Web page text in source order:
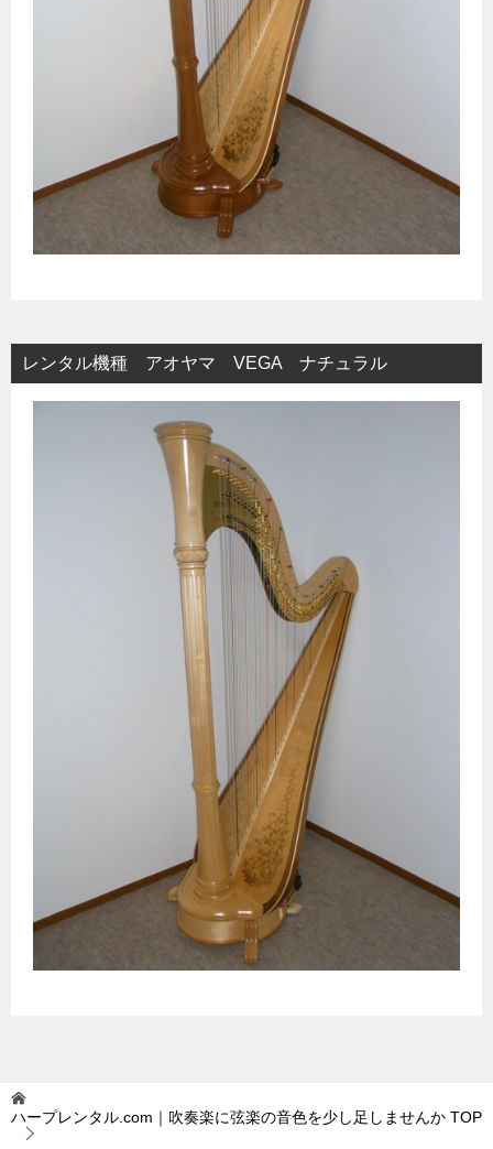
レンタル機種 アオヤマ VEGA ナチュラル
ハープレンタル.com｜吹奏楽に弦楽の音色を少し足しませんか TOP